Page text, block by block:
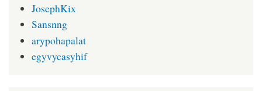
JosephKix
Sansnng
arypohapalat
egyvycasyhif